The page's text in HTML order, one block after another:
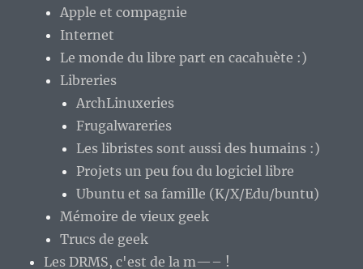
Apple et compagnie
Internet
Le monde du libre part en cacahuète :)
Libreries
ArchLinuxeries
Frugalwareries
Les libristes sont aussi des humains :)
Projets un peu fou du logiciel libre
Ubuntu et sa famille (K/X/Edu/buntu)
Mémoire de vieux geek
Trucs de geek
Les DRMS, c'est de la m—– !